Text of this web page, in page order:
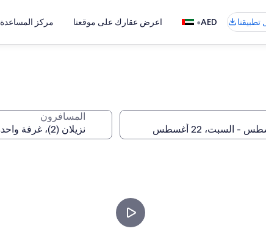
AED
• اعرض عقارك على موقعنا مركز المساعدة
المسافرون